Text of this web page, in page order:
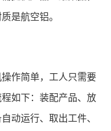
是航空铝。
作简单，工人只需要
如下：装配产品、放
动运行、取出工件、